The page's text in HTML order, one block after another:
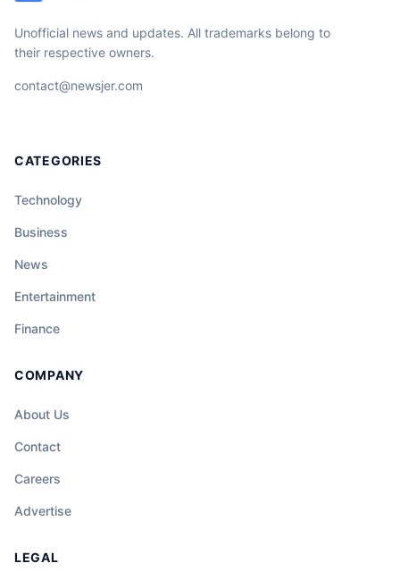
Unofficial news and updates. All trademarks belong to
their respective owners.
contact@newsjer.com
CATEGORIES
Technology
Business
News
Entertainment
Finance
COMPANY
About Us
Contact
Careers
Advertise
LEGAL